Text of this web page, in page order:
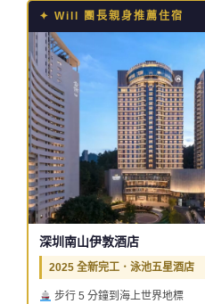
✦ Will 團長親身推薦住宿
深圳南山伊敦酒店
2025 全新完工．泳池五星酒店
步行 5 分鐘到海上世界地標